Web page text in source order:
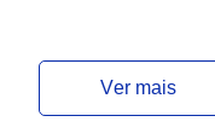
ver mais